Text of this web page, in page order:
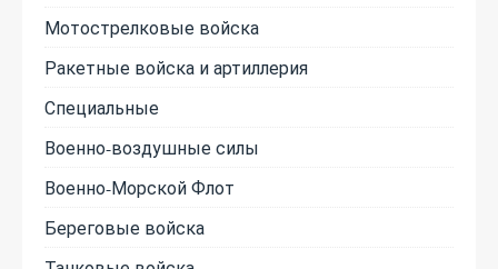
Мотострелковые войска
Ракетные войска и артиллерия
Специальные
Военно-воздушные силы
Военно-Морской Флот
Береговые войска